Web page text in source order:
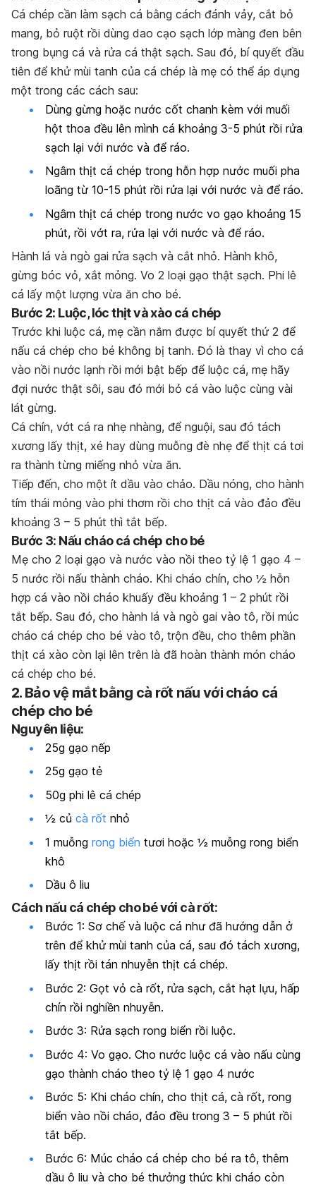
Cá chép cần làm sạch cá bằng cách đánh vảy, cắt bỏ
mang, bỏ ruột rồi dùng dao cạo sạch lớp màng đen bên
trong bụng cá và rửa cá thật sạch. Sau đó, bí quyết đầu
tiên để khử mùi tanh của cá chép là mẹ có thể áp dụng
một trong các cách sau:
Dùng gừng hoặc nước cốt chanh kèm với muối
hột thoa đều lên mình cá khoảng 3-5 phút rồi rửa
sạch lại với nước và để ráo.
Ngâm thịt cá chép trong hỗn hợp nước muối pha
loãng từ 10-15 phút rồi rửa lại với nước và để ráo.
Ngâm thịt cá chép trong nước vo gạo khoảng 15
phút, rồi vớt ra, rửa lại với nước và để ráo.
Hành lá và ngò gai rửa sạch và cắt nhỏ. Hành khô,
gừng bóc vỏ, xắt mỏng. Vo 2 loại gạo thật sạch. Phi lê
cá lấy một lượng vừa ăn cho bé.
Bước 2: Luộc, lóc thịt và xào cá chép
Trước khi luộc cá, mẹ cần nắm được bí quyết thứ 2 để
nấu cá chép cho bé không bị tanh. Đó là thay vì cho cá
vào nồi nước lạnh rồi mới bật bếp để luộc cá, mẹ hãy
đợi nước thật sôi, sau đó mới bỏ cá vào luộc cùng vài
lát gừng.
Cá chín, vớt cá ra nhẹ nhàng, để nguội, sau đó tách
xương lấy thịt, xé hay dùng muỗng đè nhẹ để thịt cá tơi
ra thành từng miếng nhỏ vừa ăn.
Tiếp đến, cho một ít dầu vào chảo. Dầu nóng, cho hành
tím thái mỏng vào phi thơm rồi cho thịt cá vào đảo đều
khoảng 3 – 5 phút thì tắt bếp.
Bước 3: Nấu cháo cá chép cho bé
Mẹ cho 2 loại gạo và nước vào nồi theo tỷ lệ 1 gạo 4 –
5 nước rồi nấu thành cháo. Khi cháo chín, cho ½ hỗn
hợp cá vào nồi cháo khuấy đều khoảng 1 – 2 phút rồi
tắt bếp. Sau đó, cho hành lá và ngò gai vào tô, rồi múc
cháo cá chép cho bé vào tô, trộn đều, cho thêm phần
thịt cá xào còn lại lên trên là đã hoàn thành món cháo
cá chép cho bé.
2. Bảo vệ mắt bằng cà rốt nấu với cháo cá
chép cho bé
Nguyên liệu:
25g gạo nếp
25g gạo tẻ
50g phi lê cá chép
½ củ cà rốt nhỏ
1 muỗng rong biển tươi hoặc ½ muỗng rong biển
khô
Dầu ô liu
Cách nấu cá chép cho bé với cà rốt:
Bước 1: Sơ chế và luộc cá như đã hướng dẫn ở
trên để khử mùi tanh của cá, sau đó tách xương,
lấy thịt rồi tán nhuyễn thịt cá chép.
Bước 2: Gọt vỏ cà rốt, rửa sạch, cắt hạt lựu, hấp
chín rồi nghiền nhuyễn.
Bước 3: Rửa sạch rong biển rồi luộc.
Bước 4: Vo gạo. Cho nước luộc cá vào nấu cùng
gạo thành cháo theo tỷ lệ 1 gạo 4 nước
Bước 5: Khi cháo chín, cho thịt cá, cà rốt, rong
biển vào nồi cháo, đảo đều trong 3 – 5 phút rồi
tắt bếp.
Bước 6: Múc cháo cá chép cho bé ra tô, thêm
dầu ô liu và cho bé thưởng thức khi cháo còn